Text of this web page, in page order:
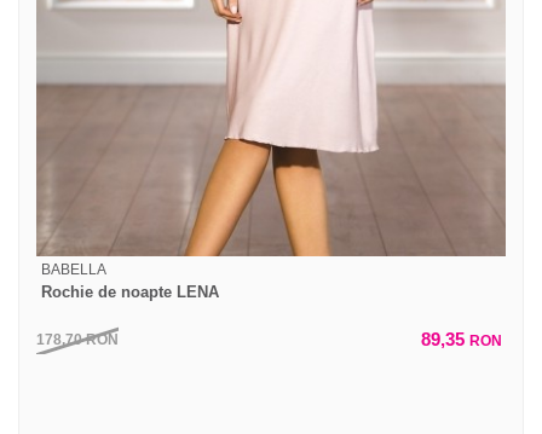
BABELLA
Rochie de noapte LENA
178,70RON 89,35 RON